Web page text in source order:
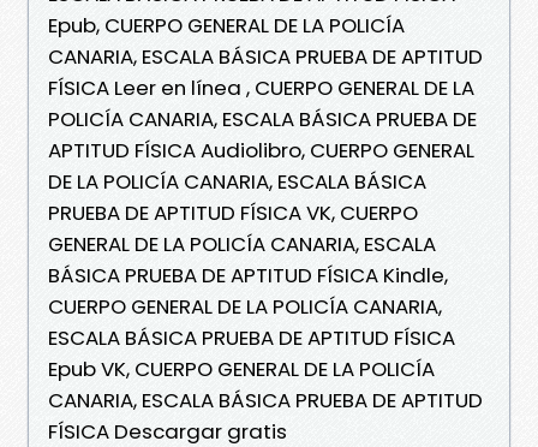
Epub, CUERPO GENERAL DE LA POLICÍA
CANARIA, ESCALA BÁSICA PRUEBA DE APTITUD
FÍSICA Leer en línea , CUERPO GENERAL DE LA
POLICÍA CANARIA, ESCALA BÁSICA PRUEBA DE
APTITUD FÍSICA Audiolibro, CUERPO GENERAL
DE LA POLICÍA CANARIA, ESCALA BÁSICA
PRUEBA DE APTITUD FÍSICA VK, CUERPO
GENERAL DE LA POLICÍA CANARIA, ESCALA
BÁSICA PRUEBA DE APTITUD FÍSICA Kindle,
CUERPO GENERAL DE LA POLICÍA CANARIA,
ESCALA BÁSICA PRUEBA DE APTITUD FÍSICA
Epub VK, CUERPO GENERAL DE LA POLICÍA
CANARIA, ESCALA BÁSICA PRUEBA DE APTITUD
FÍSICA Descargar gratis